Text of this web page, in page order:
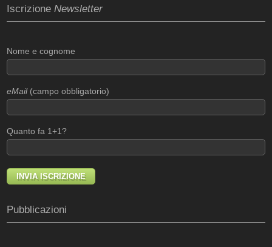
IscrizioneNewsletter
Nome e cognome
eMail(campo obbligatorio)
Quanto fa 1+1?
Pubblicazioni